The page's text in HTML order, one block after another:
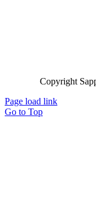
Copyright
Page load link
Go to Top